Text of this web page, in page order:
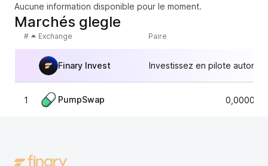
Aucune information disponible pour le moment.
Marchés glegle
# Exchange Paire
Finary Invest Investissez en pilote
1 PumpSwap